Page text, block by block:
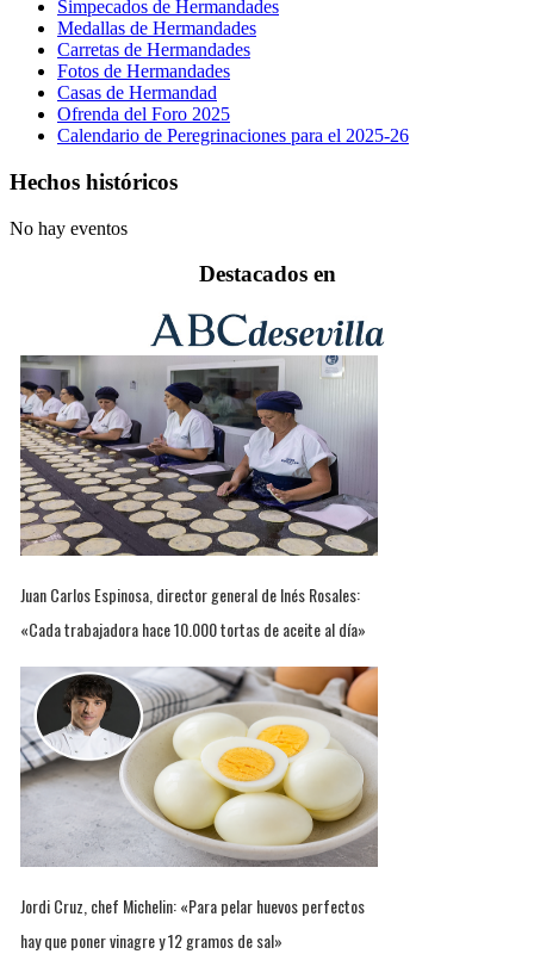
Simpecados de Hermandades
Medallas de Hermandades
Carretas de Hermandades
Fotos de Hermandades
Casas de Hermandad
Ofrenda del Foro 2025
Calendario de Peregrinaciones para el 2025-26
Hechos históricos
No hay eventos
Destacados en
Juan Carlos Espinosa, director general de Inés Rosales:
«Cada trabajadora hace 10.000 tortas de aceite al día»
Jordi Cruz, chef Michelin: «Para pelar huevos perfectos
hay que poner vinagre y 12 gramos de sal»